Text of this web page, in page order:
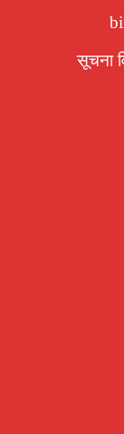
सूचना